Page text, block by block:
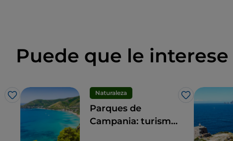
Puede que le interese
Me gusta
Naturaleza
Me gusta
Parques de
Campania: turismo